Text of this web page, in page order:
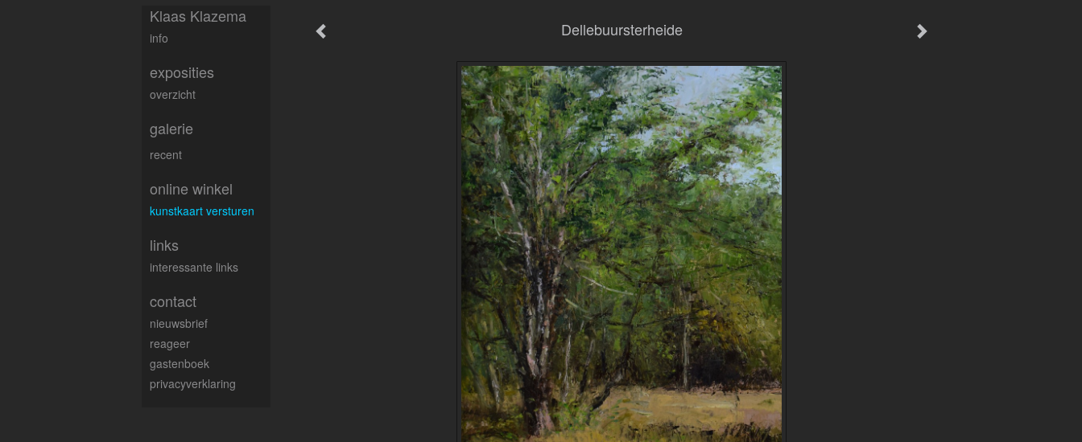
Dellebuursterheide
Klaas Klazema
info
exposities
overzicht
galerie
recent
online winkel
kunstkaart versturen
links
interessante links
contact
nieuwsbrief
reageer
gastenboek
privacyverklaring